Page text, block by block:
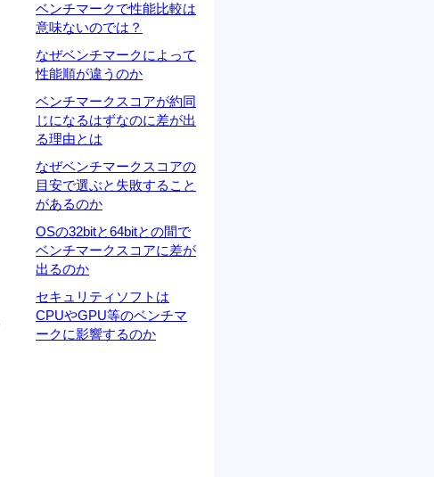
ベンチマークで性能比較は
意味ないのでは？
なぜベンチマークによって
性能順が違うのか
ベンチマークスコアが約同
じになるはずなのに差が出
る理由とは
なぜベンチマークスコアの
目安で選ぶと失敗すること
があるのか
OSの32bitと64bitとの間で
ベンチマークスコアに差が
出るのか
セキュリティソフトは
CPUやGPU等のベンチマ
ークに影響するのか